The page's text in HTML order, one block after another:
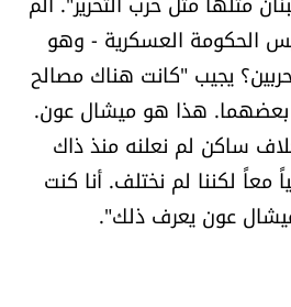
الحكومة العسكرية - وهو
يجيب "كانت هناك مصالح
هذا هو ميشال عون.
ساكن لم نعلنه منذ ذاك
معاً لكننا لم نختلف. أنا كنت
عون يعرف ذلك".